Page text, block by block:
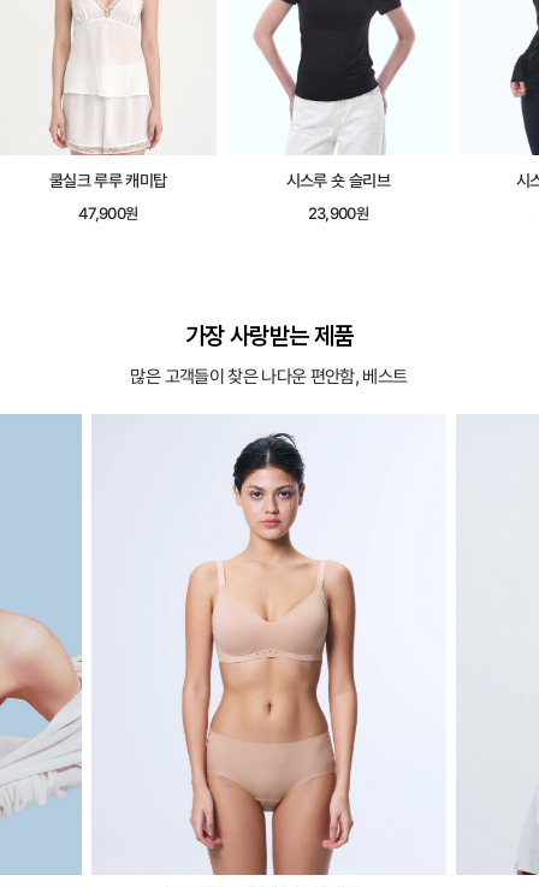
쿨실크 루루 캐미탑
47,900원
시스루 숏 슬리브
23,900원
시
가장 사랑받는 제품
많은 고객들이 찾은 나다운 편안함, 베스트